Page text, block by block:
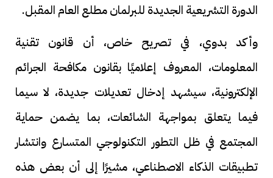
الدورة التشريعية الجديدة للبرلمان مطلع العام المقبل.
وأكد بدوي، في تصريح خاص، أن قانون تقنية
المعلومات، المعروف إعلاميًا بقانون مكافحة الجرائم
الإلكترونية، سيشهد إدخال تعديلات جديدة، لا سيما
فيما يتعلق بمواجهة الشائعات، بما يضمن حماية
المجتمع في ظل التطور التكنولوجي المتسارع وانتشار
تطبيقات الذكاء الاصطناعي، مشيرًا إلى أن بعض هذه